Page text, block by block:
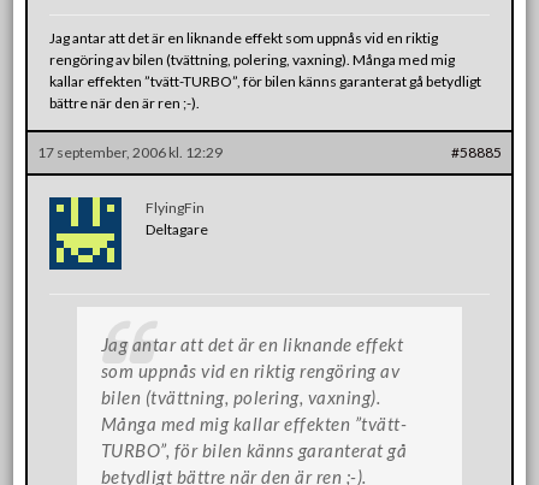
Jag antar att det är en liknande effekt som uppnås vid en riktig
rengöring av bilen (tvättning, polering, vaxning). Många med mig
kallar effekten ”tvätt-TURBO”, för bilen känns garanterat gå betydligt
bättre när den är ren ;-).
17 september, 2006 kl. 12:29 #58885
FlyingFin
Deltagare
Jag antar att det är en liknande effekt
som uppnås vid en riktig rengöring av
bilen (tvättning, polering, vaxning).
Många med mig kallar effekten ”tvätt-
TURBO”, för bilen känns garanterat gå
betydligt bättre när den är ren ;-).